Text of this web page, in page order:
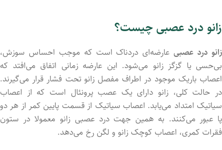
زانو درد عصبی چیست؟
زانو درد عصبی عارضه‌ای دردناک است که موجب احساس سوزش،
بی‌حسی یا گزگز زانو می‌شود. این عارضه زمانی اتفاق می‌افتد که
اعصاب باریک موجود در اطراف مفصل زانو تحت فشار قرار می‌گیرند.
در حالت کلی، زانو دارای یک عصب پرونئال است که از اعصاب
سیاتیک امتداد می‌یابد. اعصاب سیاتیک از قسمت پایین کمر از هر دو
پا عبور می‌کنند. به همین جهت درد عصبی زانو معمولا در ستون
فقرات کمری، اعصاب کوچک زانو و لگن رخ می‌دهد.